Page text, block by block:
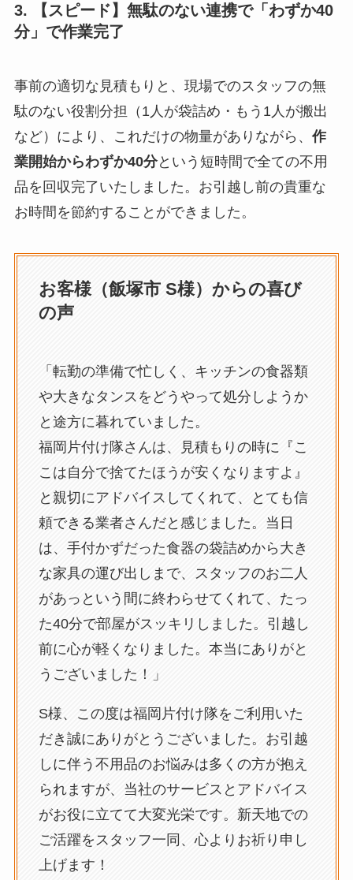
3. 【スピード】無駄のない連携で「わずか40
分」で作業完了
事前の適切な見積もりと、現場でのスタッフの無
駄のない役割分担（1人が袋詰め・もう1人が搬出
など）により、これだけの物量がありながら、 作
業開始からわずか40分という短時間で全ての不用
品を回収完了いたしました。お引越し前の貴重な
お時間を節約することができました。
お客様（飯塚市 S様）からの喜び
の声
「転勤の準備で忙しく、キッチンの食器類
や大きなタンスをどうやって処分しようか
と途方に暮れていました。
福岡片付け隊さんは、見積もりの時に『こ
こは自分で捨てたほうが安くなりますよ』
と親切にアドバイスしてくれて、とても信
頼できる業者さんだと感じました。当日
は、手付かずだった食器の袋詰めから大き
な家具の運び出しまで、スタッフのお二人
があっという間に終わらせてくれて、たっ
た40分で部屋がスッキリしました。引越し
前に心が軽くなりました。本当にありがと
うございました！」
S様、この度は福岡片付け隊をご利用いた
だき誠にありがとうございました。お引越
しに伴う不用品のお悩みは多くの方が抱え
られますが、当社のサービスとアドバイス
がお役に立てて大変光栄です。新天地での
ご活躍をスタッフ一同、心よりお祈り申し
上げます！